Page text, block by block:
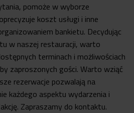
pomoże w wyborze
koszt usługi i inne
bankietu. Decydując
w naszej restauracji, warto
terminach i możliwościach
zaproszonych gości. Warto wziąć
rezerwacje pozwalają na
każdego aspektu wydarzenia i
Zapraszamy do kontaktu.